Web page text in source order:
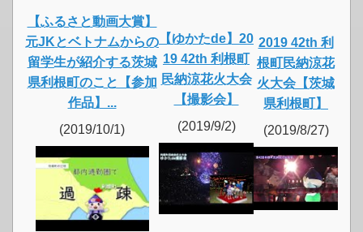
【ふるさと動画大賞】
元JKとベトナムからの
留学生が紹介する茨城
県利根町のこと【参加
作品】...
(2019/10/1)
【ゆかたde】20
19 42th 利根町
民納涼花火大会
【撮影会】
(2019/9/2)
2019 42th 利
根町民納涼花
火大会【茨城
県利根町】
(2019/8/27)